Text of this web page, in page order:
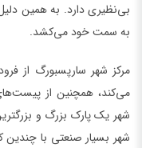
بی‌نظیری دارد. به همین
به سمت خود می‌کشد.
شهر یک پارک بزرگ و
شهر بسیار صنعتی با چندین